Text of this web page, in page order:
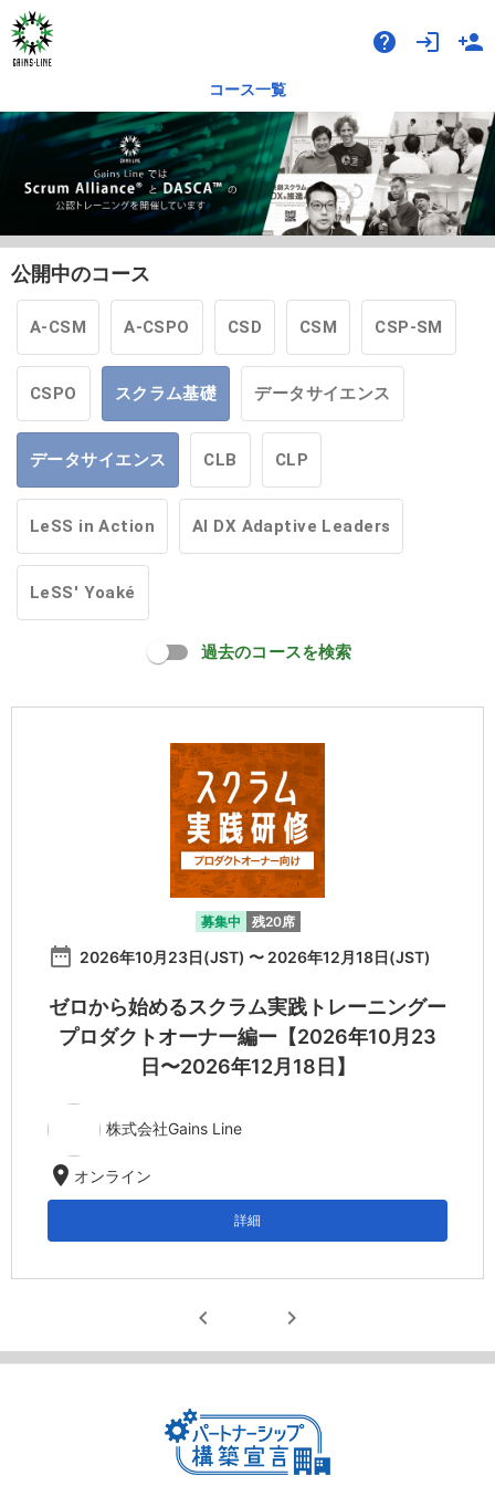
help login person_add
コース一覧
公開中のコース
A-CSM A-CSPO CSD CSM CSP-SM
CSPO スクラム基礎 データサイエンス
データサイエンス CLB CLP
LeSS in Action AI DX Adaptive Leaders
LeSS' Yoaké
過去のコースを検索
募集中 残20席
date_range 2026年10月23日(JST) 〜 2026年12月18日(JST)
ゼロから始めるスクラム実践トレーニングー
プロダクトオーナー編ー【2026年10月23
日〜2026年12月18日】
株式会社Gains Line
location_on オンライン
詳細
chevron_left chevron_right